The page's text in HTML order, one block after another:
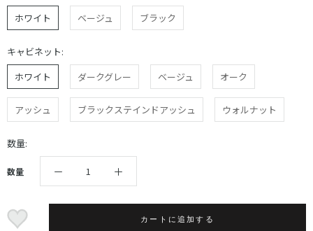
ホワイト
ベージュ ブラック
キャビネット:
ホワイト
ダークグレー ベージュ オーク
アッシュ ブラックステインドアッシュ ウォルナット
数量:
数量
カートに追加する